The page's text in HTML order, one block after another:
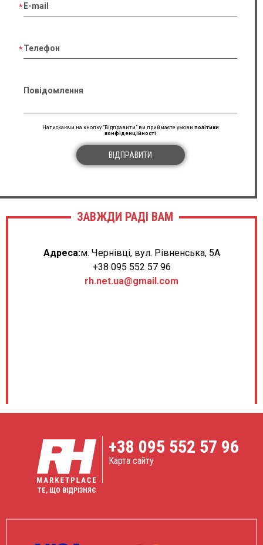
E-mail
Телефон
Повідомлення
Натискаючи на кнопку "Відправити" ви приймаєте умови політики
конфіденційності
ВІДПРАВИТИ
ЗАВЖДИ РАДІ ВАМ
Адреса:м. Чернівці, вул. Рівненська, 5А
+38 095 552 57 96
rh.net.ua@gmail.com
ТЕ, ЩО ВІДРІЗНЯЄ
+38 095 552 57 96
Карта сайту